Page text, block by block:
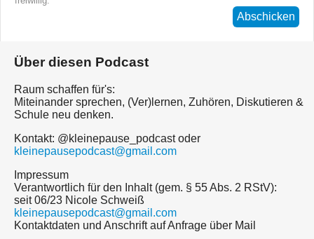
Abschicken
Über diesen Podcast
Raum schaffen für's:
Miteinander sprechen, (Ver)lernen, Zuhören, Diskutieren &
Schule neu denken.
Kontakt: @kleinepause_podcast oder
kleinepausepodcast@gmail.com
Impressum
Verantwortlich für den Inhalt (gem. § 55 Abs. 2 RStV):
seit 06/23 Nicole Schweiß
kleinepausepodcast@gmail.com
Kontaktdaten und Anschrift auf Anfrage über Mail